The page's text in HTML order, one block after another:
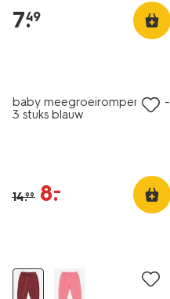
7.
49
baby meegroeirompers rib -
3 stuks blauw
14.99 8.
–